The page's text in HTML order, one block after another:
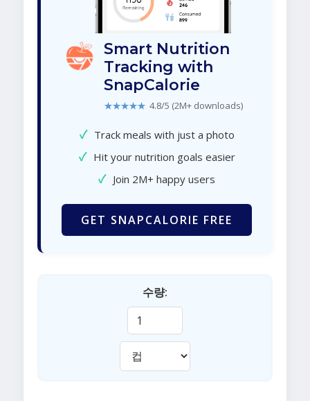
Smart Nutrition
Tracking with
SnapCalorie
★★★★★ 4.8/5 (2M+ downloads)
✓ Track meals with just a photo
✓ Hit your nutrition goals easier
✓ Join 2M+ happy users
GET SNAPCALORIE FREE
수량: